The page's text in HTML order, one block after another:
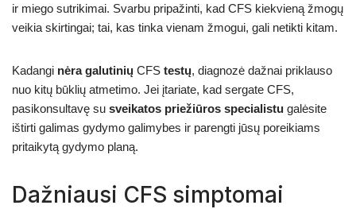
ir miego sutrikimai. Svarbu pripažinti, kad CFS kiekvieną žmogų
veikia skirtingai; tai, kas tinka vienam žmogui, gali netikti kitam.
Kadangi nėra galutinių CFS testų, diagnozė dažnai priklauso
nuo kitų būklių atmetimo. Jei įtariate, kad sergate CFS,
pasikonsultavę su sveikatos priežiūros specialistu galėsite
ištirti galimas gydymo galimybes ir parengti jūsų poreikiams
pritaikytą gydymo planą.
Dažniausi CFS simptomai